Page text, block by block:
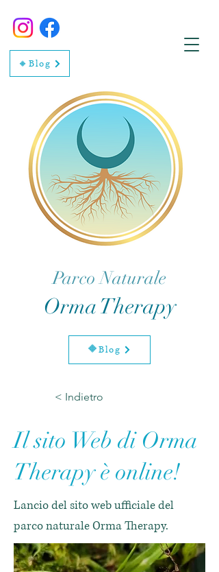
🔸Blog
🔶Blog
Parco Naturale
Orma Therapy
< Indietro
Il sito Web di Orma
Therapy è online!
Lancio del sito web ufficiale del
parco naturale Orma Therapy.